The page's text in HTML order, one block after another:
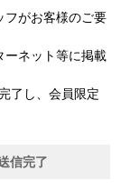
フがお客様のご要
ーネット等に掲載
了し、会員限定
信完了